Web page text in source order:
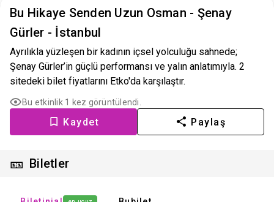
Bu Hikaye Senden Uzun Osman - Şenay
Gürler - İstanbul
Ayrılıkla yüzleşen bir kadının içsel yolculuğu sahnede;
Şenay Gürler’in güçlü performansı ve yalın anlatımıyla. 2
sitedeki bilet fiyatlarını Etko'da karşılaştır.
Bu etkinlik 1 kez görüntülendi.
Kaydet Paylaş
🎫 Biletler